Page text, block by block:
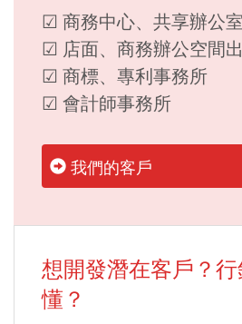
☑ 商務中心、共享辦公
☑ 店面、商務辦公空間
☑ 商標、專利事務所
☑ 會計師事務所
我們的客戶
想開發潛在客戶？
懂？